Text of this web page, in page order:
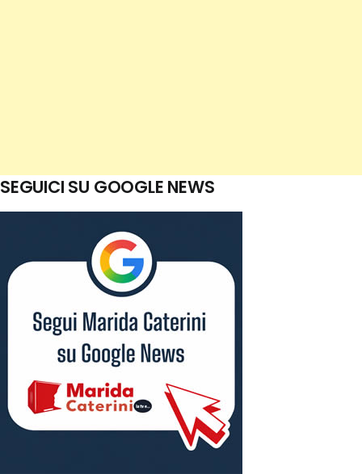
SEGUICI SU GOOGLE NEWS